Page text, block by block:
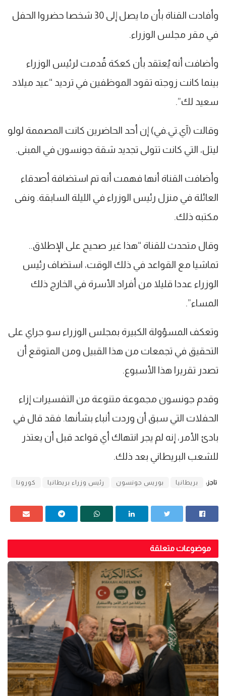
وأفادت القناة بأن ما يصل إلى 30 شخصا حضروا الحفل
في مقر مجلس الوزراء.
وأضافت أنه يُعتقد بأن كعكة قُدمت لرئيس الوزراء
بينما كانت زوجته تقود الموظفين في ترديد “عيد ميلاد
سعيد لك”.
وقالت (آي.تي.في) إن أحد الحاضرين كانت المصممة لولو
ليتل، التي كانت تتولى تجديد شقة جونسون في المبنى.
وأضافت القناة أنها فهمت أنه تم استضافة أصدقاء
العائلة في منزل رئيس الوزراء في الليلة السابقة. ونفى
مكتبه ذلك.
وقال متحدث للقناة “هذا غير صحيح على الإطلاق..
تماشيا مع القواعد في ذلك الوقت، استضاف رئيس
الوزراء عددا قليلا من أفراد الأسرة في الخارج ذلك
المساء”.
وتعكف المسؤولة الكبيرة بمجلس الوزراء سو جراي على
التحقيق في تجمعات من هذا القبيل ومن المتوقع أن
تصدر تقريرا هذا الأسبوع.
وقدم جونسون مجموعة متنوعة من التفسيرات إزاء
الحفلات التي سبق أن وردت أنباء بشأنها. فقد قال في
بادئ الأمر، إنه لم يجر انتهاك أي قواعد قبل أن يعتذر
للشعب البريطاني بعد ذلك.
تاجز: بريطانيا بوريس جونسون رئيس وزراء بريطانيا كورونا
موضوعات متعلقة